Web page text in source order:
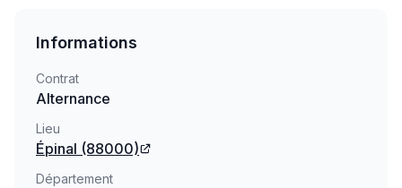
Informations
Contrat
Alternance
Lieu
Épinal (88000)
Département